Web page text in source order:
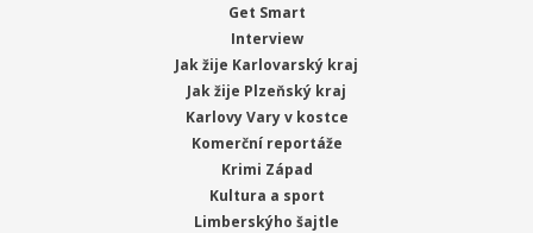
Get Smart
Interview
Jak žije Karlovarský kraj
Jak žije Plzeňský kraj
Karlovy Vary v kostce
Komerční reportáže
Krimi Západ
Kultura a sport
Limberskýho šajtle